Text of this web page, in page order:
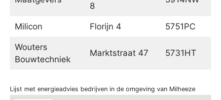
8
Milicon Florijn 4 5751PC
Wouters
Bouwtechniek
Marktstraat 47 5731HT
Lijst met energieadvies bedrijven in de omgeving van Milheeze